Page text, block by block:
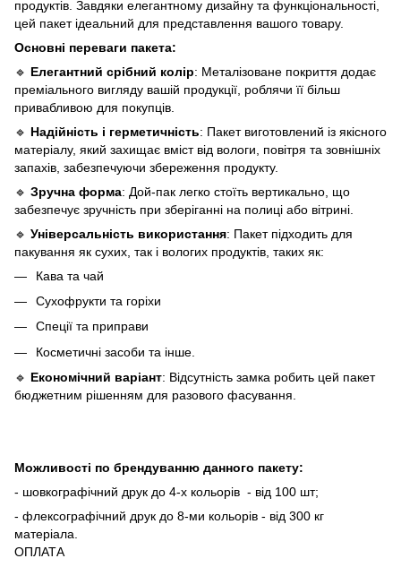
продуктів. Завдяки елегантному дизайну та функціональності,
цей пакет ідеальний для представлення вашого товару.
Основні переваги пакета:
🔹 Елегантний срібний колір: Металізоване покриття додає
преміального вигляду вашій продукції, роблячи її більш
привабливою для покупців.
🔹 Надійність і герметичність: Пакет виготовлений із якісного
матеріалу, який захищає вміст від вологи, повітря та зовнішніх
запахів, забезпечуючи збереження продукту.
🔹 Зручна форма: Дой-пак легко стоїть вертикально, що
забезпечує зручність при зберіганні на полиці або вітрині.
🔹 Універсальність використання: Пакет підходить для
пакування як сухих, так і вологих продуктів, таких як:
Кава та чай
Сухофрукти та горіхи
Спеції та приправи
Косметичні засоби та інше.
🔹 Економічний варіант: Відсутність замка робить цей пакет
бюджетним рішенням для разового фасування.
Можливості по брендуванню данного пакету:
- шовкографічний друк до 4-х кольорів - від 100 шт;
- флексографічний друк до 8-ми кольорів - від 300 кг
матеріала.
ОПЛАТА